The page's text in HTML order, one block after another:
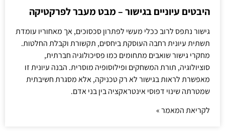
היבטים עיוניים בגישור – מבט מעבר לפרקטיקה
גישור נתפס לרוב ככלי מעשי לפתרון סכסוכים, אך מאחוריו עומדת
תשתית עיונית רחבה העוסקת ביחסים, תקשורת וקבלת החלטות.
מחקרי גישור שואבים מתחומים כמו פסיכולוגיה חברתית,
סוציולוגיה, תורת המשחקים ופילוסופיה מוסרית. הבנה עיונית זו
מאפשרת לראות בגישור לא רק טכניקה, אלא מסגרת חשיבתית
שמטרתה שינוי דפוסי אינטראקציה בין בני אדם.
לקריאת המאמר »